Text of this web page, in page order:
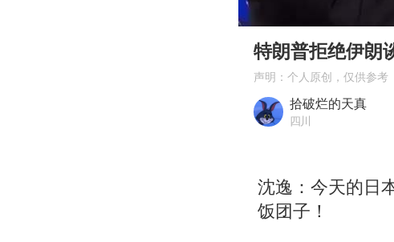
特朗普拒绝伊朗
声明：个人原创，仅供参考
拾破烂的天真
四川
沈逸：今天的日
饭团子！